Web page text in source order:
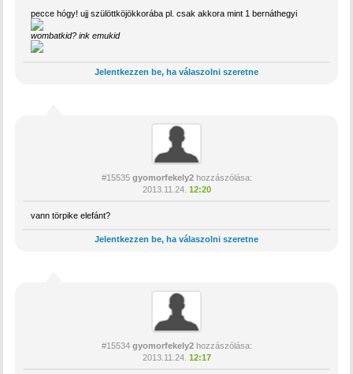
pecce hógy! ujj szülöttköjökkorába pl. csak akkora mint 1 bernáthegyi
wombatkid? ink emukid
Jelentkezzen be, ha válaszolni szeretne
#15535 gyomorfekely2hozzászólása:
2013.11.24. 12:20
vann törpike elefánt?
Jelentkezzen be, ha válaszolni szeretne
#15534 gyomorfekely2hozzászólása:
2013.11.24. 12:17